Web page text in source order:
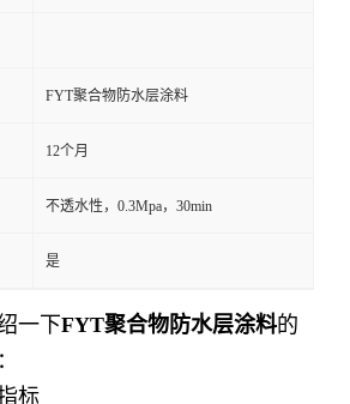
FYT聚合物防水层涂料
12个月
不透水性，0.3Mpa，30min
是
一下FYT聚合物防水层涂料的
标